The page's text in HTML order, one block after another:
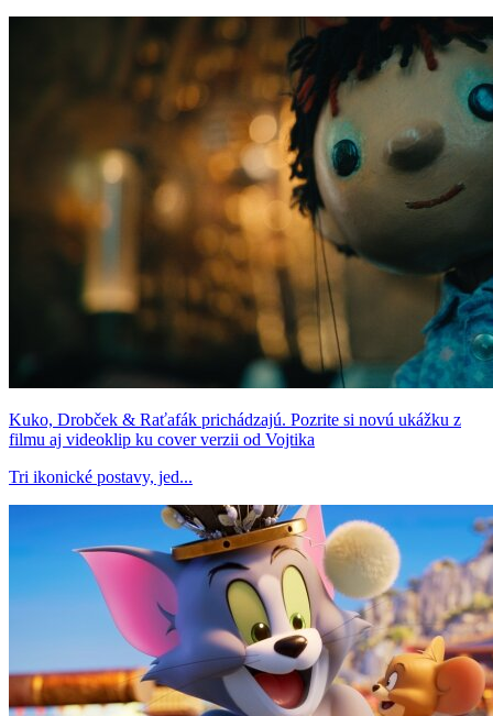
Kuko, Drobček & Raťafák prichádzajú. Pozrite si novú ukážku z
filmu aj videoklip ku cover verzii od Vojtika
Tri ikonické postavy, jed...